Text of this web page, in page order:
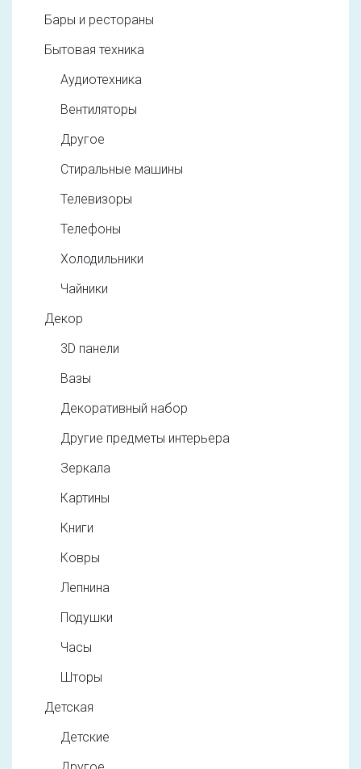
Бары и рестораны
Бытовая техника
Аудиотехника
Вентиляторы
Другое
Стиральные машины
Телевизоры
Телефоны
Холодильники
Чайники
Декор
3D панели
Вазы
Декоративный набор
Другие предметы интерьера
Зеркала
Картины
Книги
Ковры
Лепнина
Подушки
Часы
Шторы
Детская
Детские